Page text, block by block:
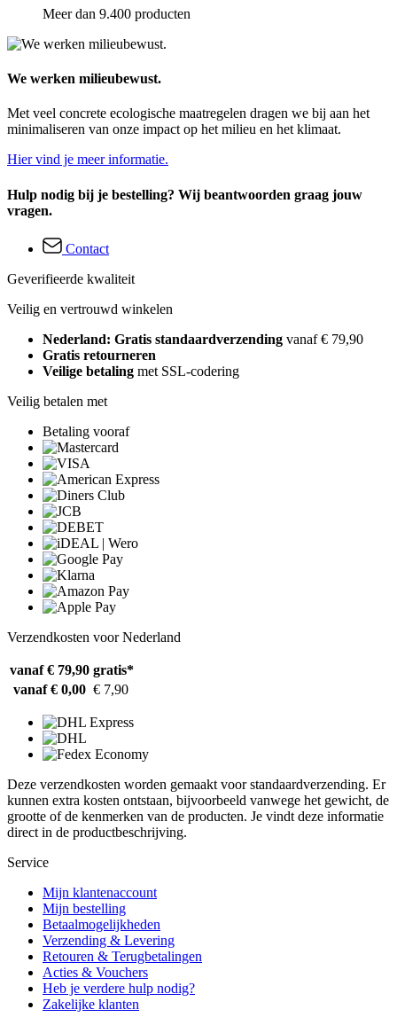
Meer dan 9.400 producten
We werken milieubewust.
Met veel concrete ecologische maatregelen dragen we bij aan het
minimaliseren van onze impact op het milieu en het klimaat.
Hier vind je meer informatie.
Hulp nodig bij je bestelling? Wij beantwoorden graag jouw
vragen.
Contact
Geverifieerde kwaliteit
Veilig en vertrouwd winkelen
Nederland: Gratis standaardverzending vanaf € 79,90
Gratis retourneren
Veilige betaling met SSL-codering
Veilig betalen met
Betaling vooraf
Verzendkosten voor Nederland
vanaf € 79,90 gratis*
vanaf € 0,00 € 7,90
Deze verzendkosten worden gemaakt voor standaardverzending. Er
kunnen extra kosten ontstaan, bijvoorbeeld vanwege het gewicht, de
grootte of de kenmerken van de producten. Je vindt deze informatie
direct in de productbeschrijving.
Service
Mijn klantenaccount
Mijn bestelling
Betaalmogelijkheden
Verzending & Levering
Retouren & Terugbetalingen
Acties & Vouchers
Heb je verdere hulp nodig?
Zakelijke klanten